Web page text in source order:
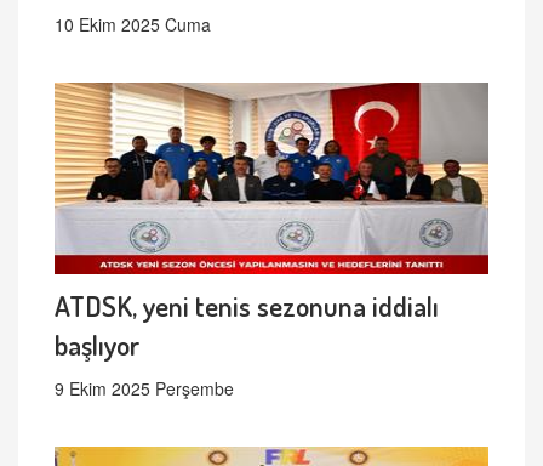
10 Ekim 2025 Cuma
ATDSK, yeni tenis sezonuna iddialı
başlıyor
9 Ekim 2025 Perşembe